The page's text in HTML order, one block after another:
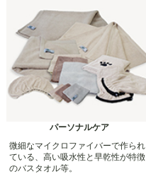
パーソナルケア
微細なマイクロファイバーで作られ
ている、高い吸水性と早乾性が特徴
のバスタオル等。